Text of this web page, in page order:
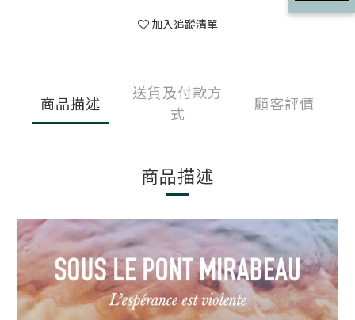
加入追蹤清單
商品描述
送貨及付款方
式
顧客評價
商品描述